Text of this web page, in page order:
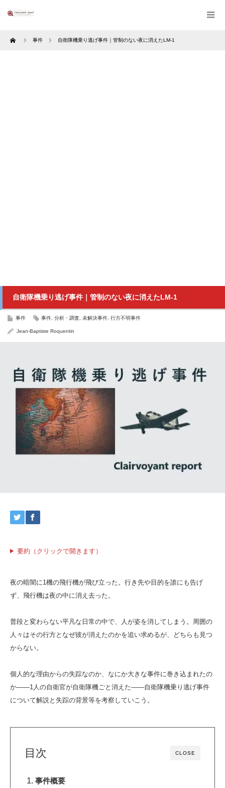
Home 事件 自衛隊機乗り逃げ事件｜管制のない夜に消えたLM-1
自衛隊機乗り逃げ事件｜管制のない夜に消えたLM-1
事件 事件 分析・調査 未解決事件 行方不明事件
Jean-Baptiste Roquentin
要約（クリックで開きます）
夜の暗闇に1機の飛行機が飛び立った。行き先や目的を誰にも告げ
ず、飛行機は夜の中に消え去った。
普段と変わらない平凡な日常の中で、人が姿を消してしまう。周囲の
人々はその行方となぜ彼が消えたのかを追い求めるが、どちらも見つ
からない。
個人的な理由からの失踪なのか、なにか大きな事件に巻き込まれたの
か――1人の自衛官が自衛隊機ごと消えた――自衛隊機乗り逃げ事件
について解説と失踪の背景等を考察していこう。
CLOSE
目次
事件概要